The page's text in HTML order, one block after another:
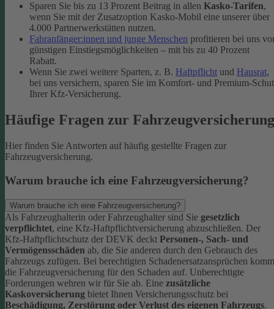
Sparen Sie bis zu 13 Prozent Beitrag in allen Kasko-Tarifen,
wenn Sie mit der Zusatzoption Kasko-Mobil eine unserer über
4.000 Partnerwerkstätten nutzen.
Fahranfänger:innen und junge Menschen profitieren bei uns
günstigen Einstiegsmöglichkeiten – mit bis zu 40 Prozent
Rabatt.
Wenn Sie zwei weitere Sparten, z. B. Haftpflicht und Hausrat,
bei uns versichern, sparen Sie im Komfort- und Premium-
Ihrer Kfz-Versicherung.
Häufige Fragen zur Fahrzeugversicherung
Hier finden Sie Antworten auf häufig gestellte Fragen zur
Fahrzeugversicherung.
Warum brauche ich eine Fahrzeugversicherung?
Warum brauche ich eine Fahrzeugversicherung?
Als Fahrzeughalterin oder Fahrzeughalter sind Sie gesetzlich
verpflichtet, eine Kfz-Haftpflichtversicherung abzuschließen. Der
Kfz-Haftpflichtschutz der DEVK deckt Personen-, Sach- und
Vermögensschäden ab, die Sie anderen durch den Gebrauch des
Fahrzeugs zufügen. Bei berechtigten Schadenersatzansprüchen
die Fahrzeugversicherung für den Schaden auf. Unberechtigte
Forderungen wehren wir für Sie ab. Eine zusätzliche
Kaskoversicherung bietet Ihnen Versicherungsschutz bei
Beschädigung, Zerstörung oder Verlust des eigenen Fahrzeugs.